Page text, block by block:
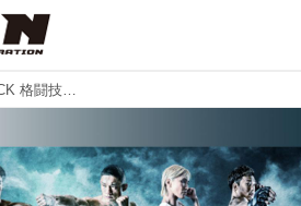
RIZIN × HATTRICK 格闘技イベント初のリアルタイムオークション開催！